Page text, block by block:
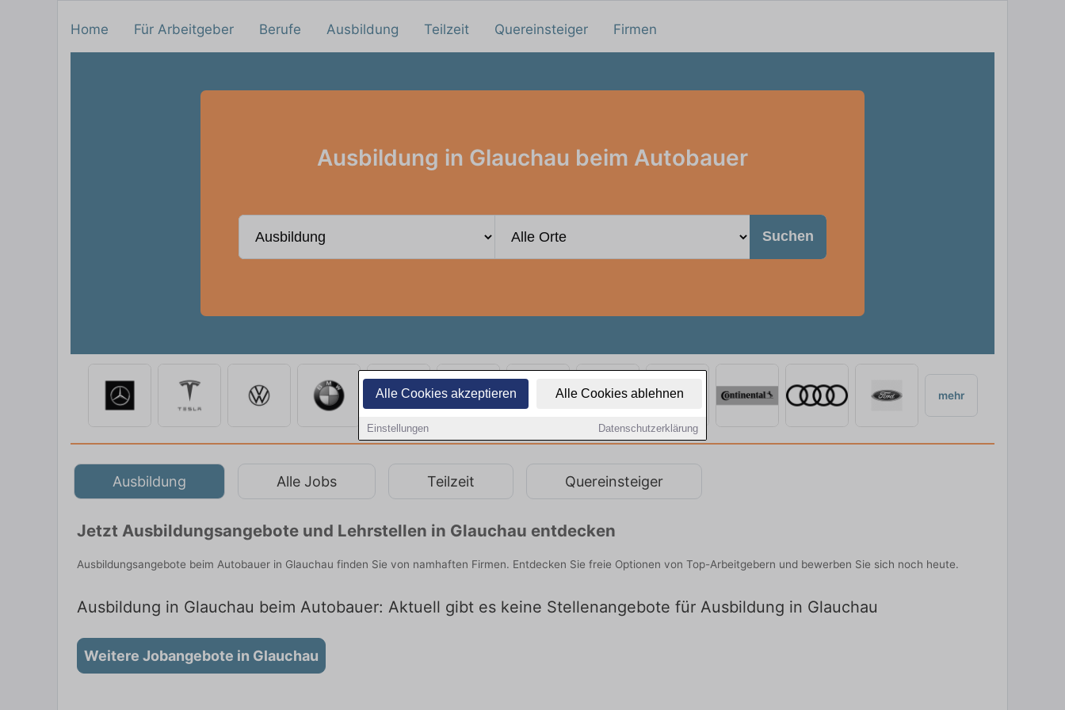
Alle Cookies akzeptieren Alle Cookies ablehnen
Einstellungen Datenschutzerklärung
Home Für Arbeitgeber Berufe Ausbildung Teilzeit Quereinsteiger Firmen
Ausbildung in Glauchau beim Autobauer
Suchen
mehr
Ausbildung Alle Jobs Teilzeit Quereinsteiger
Jetzt Ausbildungsangebote und Lehrstellen in Glauchau entdecken
Ausbildungsangebote beim Autobauer in Glauchau finden Sie von namhaften Firmen. Entdecken Sie freie Optionen von Top-Arbeitgebern und bewerben Sie sich noch heute.
Ausbildung in Glauchau beim Autobauer: Aktuell gibt es keine Stellenangebote für Ausbildung in Glauchau
Weitere Jobangebote in Glauchau